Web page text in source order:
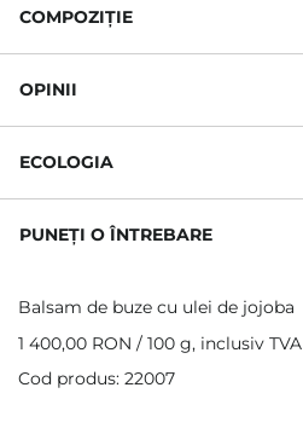
COMPOZIŢIE
OPINII
ECOLOGIA
PUNEȚI O ÎNTREBARE
Balsam de buze cu ulei de jojoba
1 400,00 RON / 100 g, inclusiv TVA
Cod produs: 22007